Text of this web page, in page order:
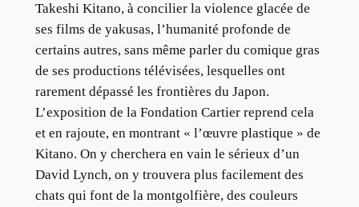
Takeshi Kitano, à concilier la violence glacée de
ses films de yakusas, l’humanité profonde de
certains autres, sans même parler du comique gras
de ses productions télévisées, lesquelles ont
rarement dépassé les frontières du Japon.
L’exposition de la Fondation Cartier reprend cela
et en rajoute, en montrant « l’œuvre plastique » de
Kitano. On y cherchera en vain le sérieux d’un
David Lynch, on y trouvera plus facilement des
chats qui font de la montgolfière, des couleurs